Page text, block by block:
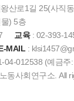
산로1길 25(사직동
) 5층
교육: 02-393-
MAIL :
04-012538 (예금
동사회연구소. All